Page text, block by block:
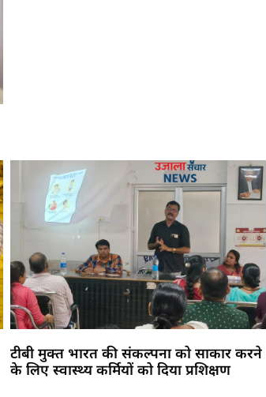
टीबी मुक्त भारत की संकल्पना को साकार करने
के लिए स्वास्थ्य कर्मियों को दिया प्रशिक्षण